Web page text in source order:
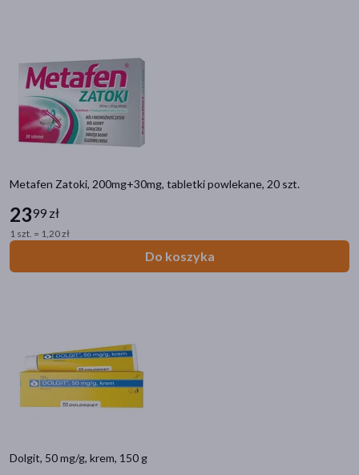
Metafen Zatoki, 200mg+30mg, tabletki powlekane, 20 szt.
2399 zł
1 szt. = 1,20 zł
Do koszyka
Dolgit, 50 mg/g, krem, 150 g
Nurofen Nurofen dla dzieci
Nurofen Nurofen Express Forte
Nurofen Nurofen Forte
Nurofen Nurofen Mięśnie i Stawy